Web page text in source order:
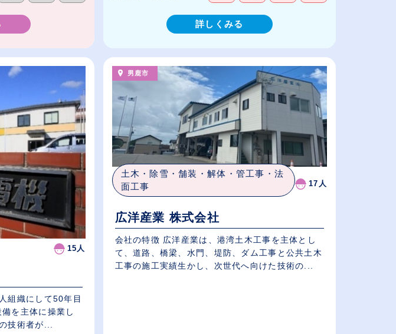
詳しくみる
15人
を主体に操業し
技術者が...
男鹿市
土木・除雪・舗装・解体・管工事・法
面工事
17人
広洋産業 株式会社
会社の特徴 広洋産業は、港湾土木工事を主体とし
て、道路、橋梁、水門、堤防、ダム工事と公共土木
工事の施工実績生かし、次世代へ向けた技術の...